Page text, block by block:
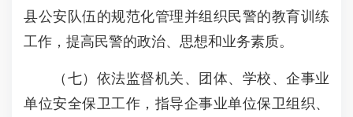
县公安队伍的规范化管理并组织民警的教育训练
工作，提高民警的政治、思想和业务素质。
（七）依法监督机关、团体、学校、企事业
单位安全保卫工作，指导企事业单位保卫组织、